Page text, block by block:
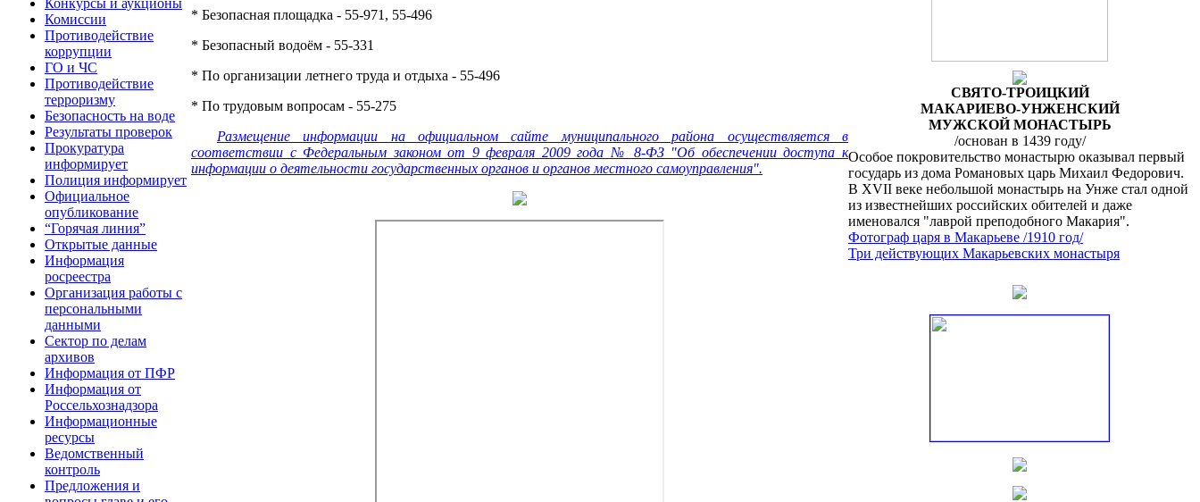
Конкурсы и аукционы
Комиссии
Противодействие
коррупции
ГО и ЧС
Противодействие
терроризму
Безопасность на воде
Результаты проверок
Прокуратура
информирует
Полиция информирует
Официальное
опубликование
“Горячая линия”
Открытые данные
Информация
росреестра
Организация работы с
персональными
данными
Сектор по делам
архивов
Информация от ПФР
Информация от
Россельхознадзора
Информационные
ресурсы
Ведомственный
контроль
Предложения и
* Безопасная площадка - 55-971, 55-496
* Безопасный водоём - 55-331
* По организации летнего труда и отдыха - 55-496
* По трудовым вопросам - 55-275
Размещение информации на официальном сайте муниципального района осуществляется в
соответствии с Федеральным законом от 9 февраля 2009 года № 8-ФЗ "Об обеспечении доступа к
информации о деятельности государственных органов и органов местного самоуправления".
СВЯТО-ТРОИЦКИЙ
МАКАРИЕВО-УНЖЕНСКИЙ
МУЖСКОЙ МОНАСТЫРЬ
/основан в 1439 году/
Особое покровительство монастырю оказывал первый
государь из дома Романовых царь Михаил Федорович.
В XVII веке небольшой монастырь на Унже стал одной
из известнейших российских обителей и даже
именовался "лаврой преподобного Макария".
Фотограф царя в Макарьеве /1910 год/
Три действующих Макарьевских монастыря